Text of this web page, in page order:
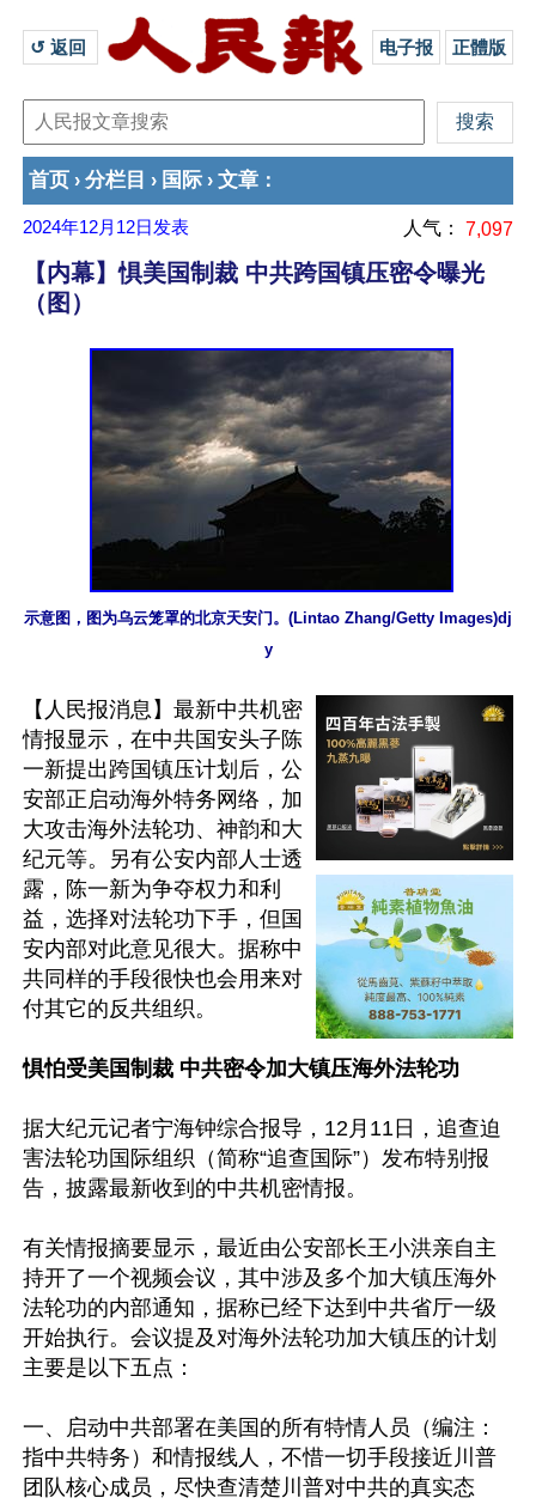
↺ 返回 电子报 正體版
首页 › 分栏目 › 国际 › 文章 ：
2024年12月12日 发表 人气： 7,097
【内幕】惧美国制裁 中共跨国镇压密令曝光
（图）
示意图，图为乌云笼罩的北京天安门。(Lintao Zhang/Getty Images)dj
y
【人民报消息】最新中共机密
情报显示，在中共国安头子陈
一新提出跨国镇压计划后，公
安部正启动海外特务网络，加
大攻击海外法轮功、神韵和大
纪元等。另有公安内部人士透
露，陈一新为争夺权力和利
益，选择对法轮功下手，但国
安内部对此意见很大。据称中
共同样的手段很快也会用来对
付其它的反共组织。
惧怕受美国制裁 中共密令加大镇压海外法轮功
据大纪元记者宁海钟综合报导，12月11日，追查迫
害法轮功国际组织（简称“追查国际”）发布特别报
告，披露最新收到的中共机密情报。
有关情报摘要显示，最近由公安部长王小洪亲自主
持开了一个视频会议，其中涉及多个加大镇压海外
法轮功的内部通知，据称已经下达到中共省厅一级
开始执行。会议提及对海外法轮功加大镇压的计划
主要是以下五点：
一、启动中共部署在美国的所有特情人员（编注：
指中共特务）和情报线人，不惜一切手段接近川普
团队核心成员，尽快查清楚川普对中共的真实态